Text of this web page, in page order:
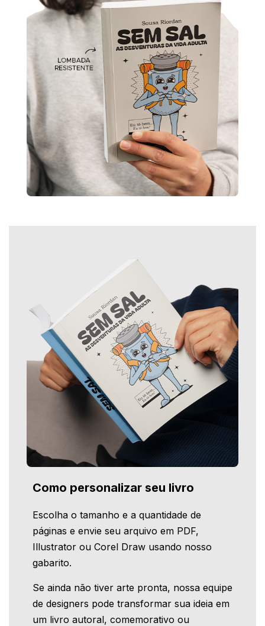
Como personalizar seu livro
Escolha o tamanho e a quantidade de
páginas e envie seu arquivo em PDF,
Illustrator ou Corel Draw usando nosso
gabarito.
Se ainda não tiver arte pronta, nossa equipe
de designers pode transformar sua ideia em
um livro autoral, comemorativo ou